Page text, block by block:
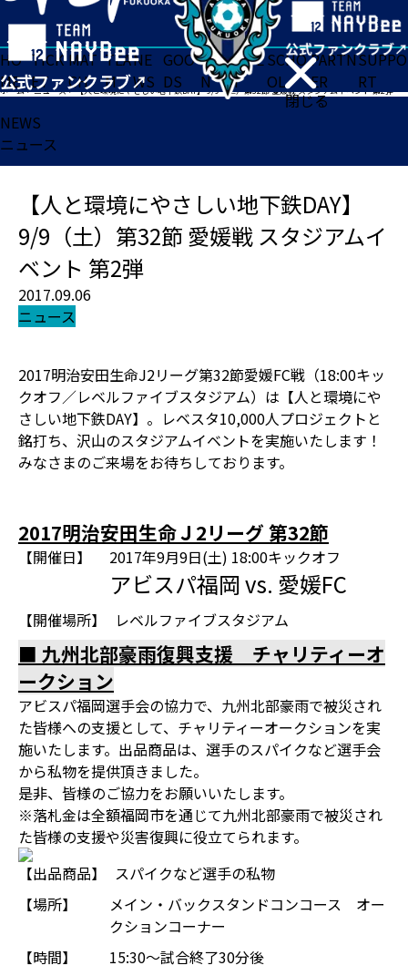
閉じる
HO
ME
TICK
ET
MAT
CH
TEA
M
NE
WS
GOO
DS
FA
N
ACADE
MY
SCHO
OL
PARTN
ER
SUPPO
RT
ホーム>ニュース>【人と環境にやさしい地下鉄DAY】 9/9（土）第32節 愛媛戦 スタジアムイベント 第2弾
NEWS
ニュース
【人と環境にやさしい地下鉄DAY】
9/9（土）第32節 愛媛戦 スタジアムイ
ベント 第2弾
2017.09.06
ニュース
2017明治安田生命J2リーグ第32節愛媛FC戦（18:00キッ
クオフ／レベルファイブスタジアム）は【人と環境にや
さしい地下鉄DAY】。レベスタ10,000人プロジェクトと
銘打ち、沢山のスタジアムイベントを実施いたします！
みなさまのご来場をお待ちしております。
2017明治安田生命Ｊ2リーグ 第32節
【開催日】 2017年9月9日(土) 18:00キックオフ
アビスパ福岡 vs. 愛媛FC
【開催場所】 レベルファイブスタジアム
■ 九州北部豪雨復興支援 チャリティーオ
ークション
アビスパ福岡選手会の協力で、九州北部豪雨で被災され
た皆様への支援として、チャリティーオークションを実
施いたします。出品商品は、選手のスパイクなど選手会
から私物を提供頂きました。
是非、皆様のご協力をお願いいたします。
※落札金は全額福岡市を通じて九州北部豪雨で被災され
た皆様の支援や災害復興に役立てられます。
【出品商品】
スパイクなど選手の私物
【場所】
メイン・バックスタンドコンコース オー
クションコーナー
【時間】
15:30～試合終了30分後